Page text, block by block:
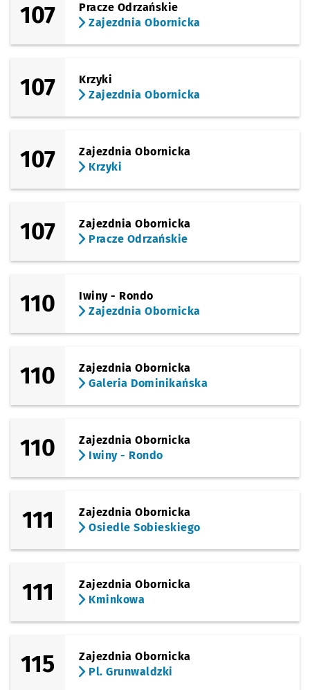
107
Pracze Odrzańskie
Zajezdnia Obornicka
107
Krzyki
Zajezdnia Obornicka
107
Zajezdnia Obornicka
Krzyki
107
Zajezdnia Obornicka
Pracze Odrzańskie
110
Iwiny - Rondo
Zajezdnia Obornicka
110
Zajezdnia Obornicka
Galeria Dominikańska
110
Zajezdnia Obornicka
Iwiny - Rondo
111
Zajezdnia Obornicka
Osiedle Sobieskiego
111
Zajezdnia Obornicka
Kminkowa
115
Zajezdnia Obornicka
Pl. Grunwaldzki